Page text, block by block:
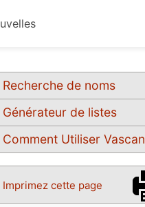
Recherche de noms
Générateur de listes
Comment Utiliser Vascan
Imprimez cette page